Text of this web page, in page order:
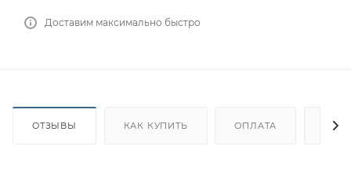
Доставим максимально быстро
ОТЗЫВЫ КАК КУПИТЬ ОПЛАТА